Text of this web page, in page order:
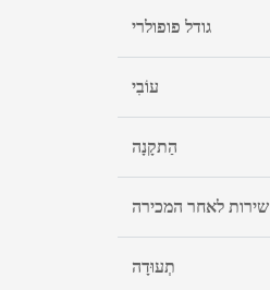
גודל פופולרי
עוֹבִי
הַתקָנָה
שירות לאחר המכירה
תְעוּדָה